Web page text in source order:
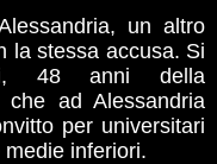
un altro
la stessa accusa. Si
48 anni della
ad Alessandria
per universitari
inferiori.